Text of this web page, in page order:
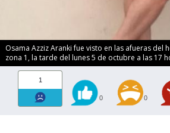
Osama Azziz Aranki fue visto en las afueras del
zona 1, la tarde del lunes 5 de octubre a las 17
1
0 0